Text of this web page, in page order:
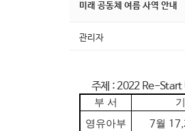
미래 공동체 여름 사역 안내
관리자
주제 : 2022 Re-Start
부 서
영유아부
7월